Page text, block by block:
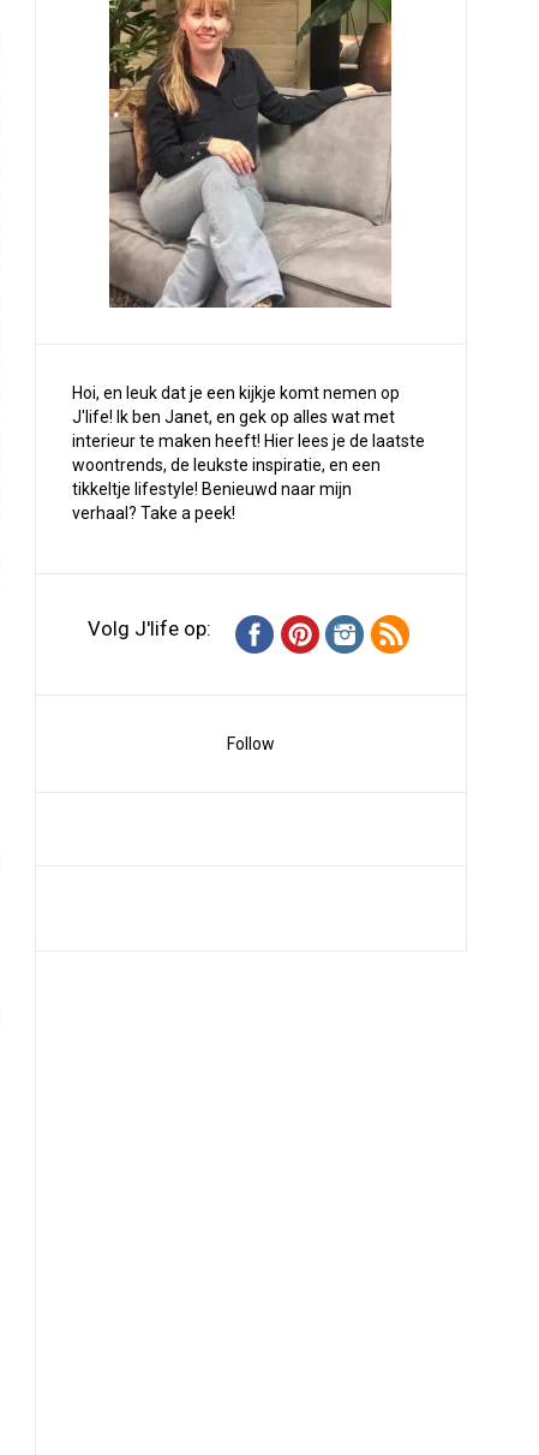
Hoi, en leuk dat je een kijkje komt nemen op
J'life! Ik ben Janet, en gek op alles wat met
interieur te maken heeft! Hier lees je de laatste
woontrends, de leukste inspiratie, en een
tikkeltje lifestyle! Benieuwd naar mijn
verhaal? Take a peek!
Volg J'life op:
Follow